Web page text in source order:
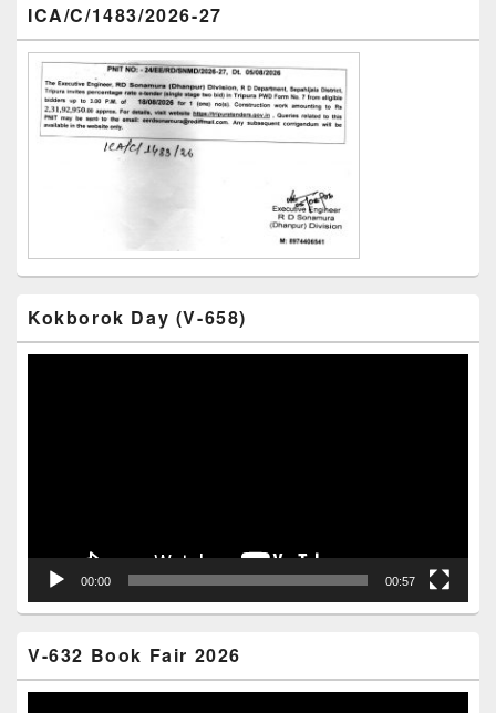
ICA/C/1483/2026-27
Kokborok Day (V-658)
00:00 00:57
V-632 Book Fair 2026